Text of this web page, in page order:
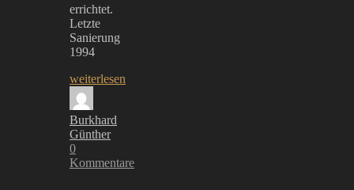
errichtet.
Letzte
Sanierung
1994
weiterlesen
Burkhard
Günther
0
Kommentare